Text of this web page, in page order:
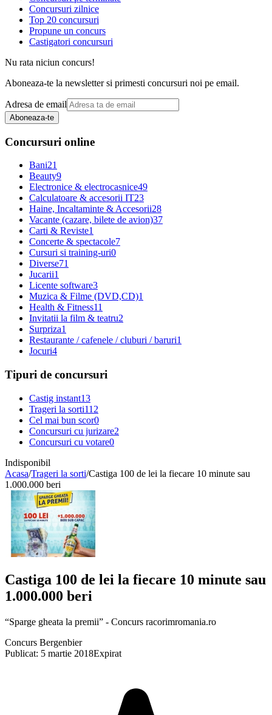
Concursuri zilnice
Top 20 concursuri
Propune un concurs
Castigatori concursuri
Nu rata niciun concurs!
Aboneaza-te la newsletter si primesti concursuri noi pe email.
Adresa de email
Aboneaza-te
Concursuri online
Bani21
Beauty9
Electronice & electrocasnice49
Calculatoare & accesorii IT23
Haine, Incaltaminte & Accesorii28
Vacante (cazare, bilete de avion)37
Carti & Reviste1
Concerte & spectacole7
Cursuri si training-uri0
Diverse71
Jucarii1
Licente software3
Muzica & Filme (DVD,CD)1
Health & Fitness11
Invitatii la film & teatru2
Surpriza1
Restaurante / cafenele / cluburi / baruri1
Jocuri4
Tipuri de concursuri
Castig instant13
Trageri la sorti112
Cel mai bun scor0
Concursuri cu jurizare2
Concursuri cu votare0
Indisponibil
Acasa/Trageri la sorti/Castiga 100 de lei la fiecare 10 minute sau
1.000.000 beri
Castiga 100 de lei la fiecare 10 minute sau
1.000.000 beri
“Sparge gheata la premii” - Concurs racorimromania.ro
Concurs Bergenbier
Publicat: 5 martie 2018Expirat